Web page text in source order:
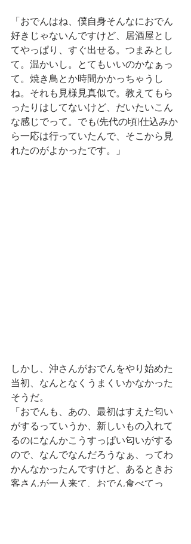
「おでんはね、僕自身そんなにおでん
好きじゃないんですけど、居酒屋とし
てやっぱり、すぐ出せる。つまみとし
て。温かいし。とてもいいのかなぁっ
て。焼き鳥とか時間かかっちゃうし
ね。それも見様見真似で。教えてもら
ったりはしてないけど、だいたいこん
な感じでって。でも(先代の頃)仕込みか
ら一応は行っていたんで、そこから見
れたのがよかったです。」
しかし、沖さんがおでんをやり始めた
当初、なんとなくうまくいかなかった
そうだ。
「おでんも、あの、最初はすえた匂い
がするっていうか、新しいもの入れて
るのになんかこうすっぱい匂いがする
ので、なんでなんだろうなぁ、ってわ
かんなかったんですけど、あるときお
客さんが一人来て、おでん食べてっ